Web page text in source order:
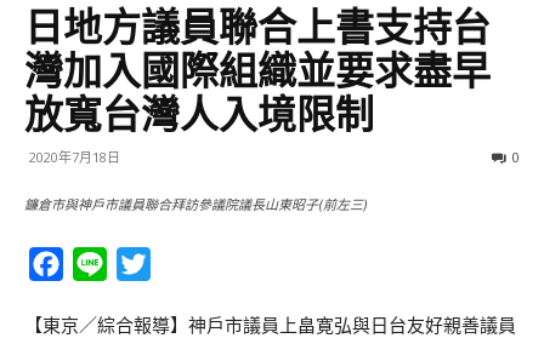
日地方議員聯合上書支持台
灣加入國際組織並要求盡早
放寬台灣人入境限制
2020年7月18日 0
鐮倉市與神戶市議員聯合拜訪參議院議長山東昭子(前左三)
Facebook
Line
【東京／綜合報導】神戶市議員上畠寛弘與日台友好親善議員